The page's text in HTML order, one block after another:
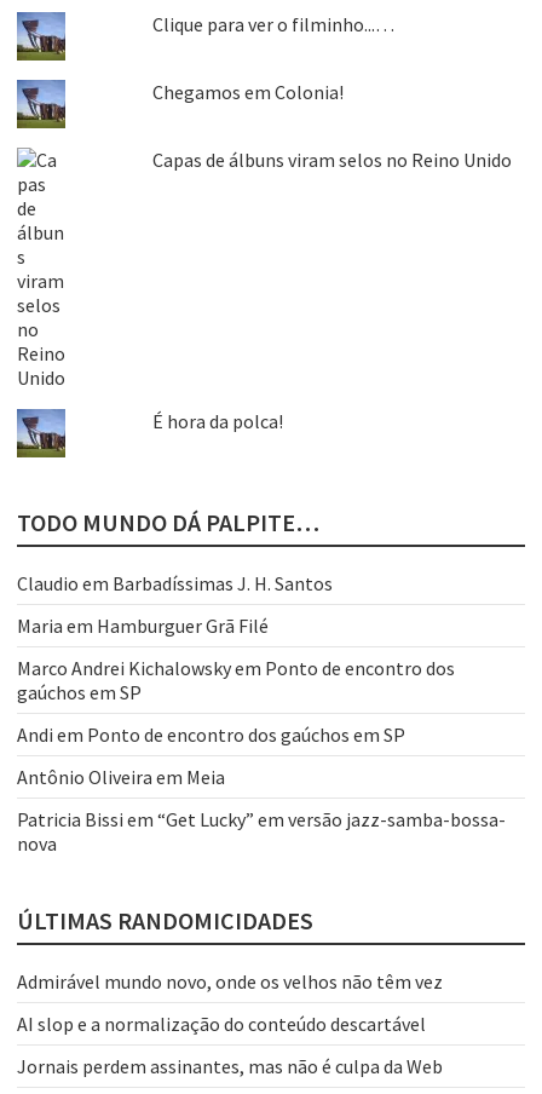
Clique para ver o filminho...…
Chegamos em Colonia!
Capas de álbuns viram selos no Reino Unido
É hora da polca!
TODO MUNDO DÁ PALPITE…
Claudio em Barbadíssimas J. H. Santos
Maria em Hamburguer Grã Filé
Marco Andrei Kichalowskyem Ponto de encontro dos
gaúchos em SP
Andi em Ponto de encontro dos gaúchos em SP
Antônio Oliveira em Meia
Patricia Bissi em “Get Lucky” em versão jazz-samba-bossa-
nova
ÚLTIMAS RANDOMICIDADES
Admirável mundo novo, onde os velhos não têm vez
AI slop e a normalização do conteúdo descartável
Jornais perdem assinantes, mas não é culpa da Web